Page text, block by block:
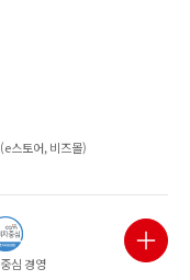
상담
닫기
스토어, 비즈몰)
심 경영